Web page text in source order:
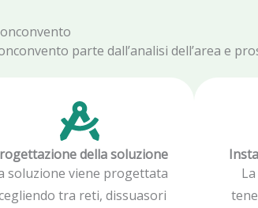
parte dall’analisi dell’area e
della soluzione
soluzione viene progettata
tra reti, dissuasori